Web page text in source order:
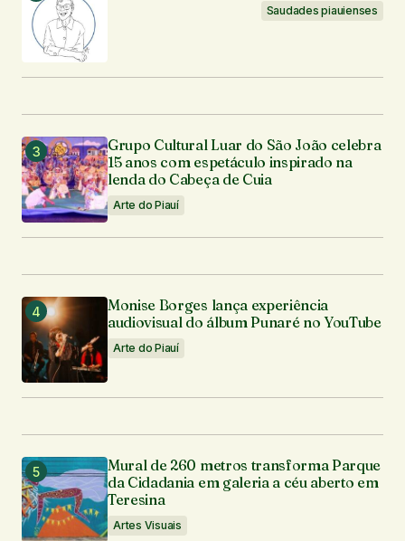
Saudades piauienses
Grupo Cultural Luar do São João celebra
15 anos com espetáculo inspirado na
lenda do Cabeça de Cuia
Arte do Piauí
Monise Borges lança experiência
audiovisual do álbum Punaré no YouTube
Arte do Piauí
Mural de 260 metros transforma Parque
da Cidadania em galeria a céu aberto em
Teresina
Artes Visuais